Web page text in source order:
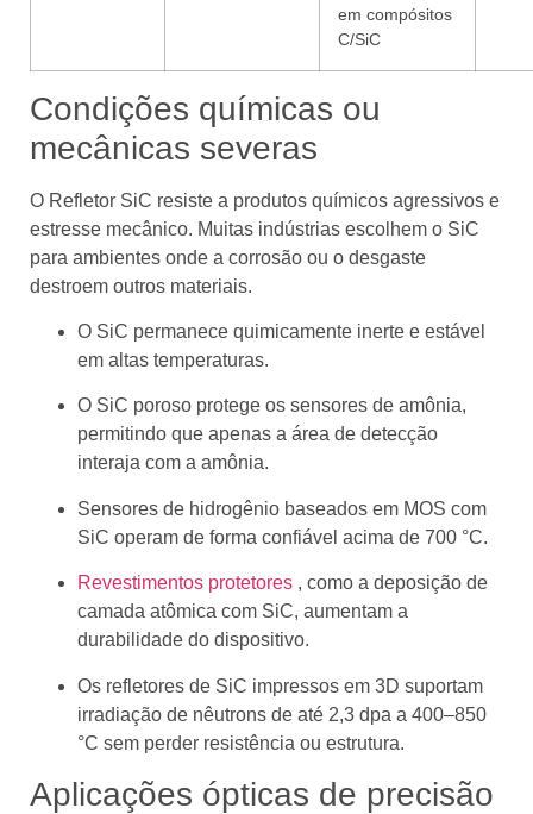
em compósitos
C/SiC
Condições químicas ou
mecânicas severas
O Refletor SiC resiste a produtos químicos agressivos e
estresse mecânico. Muitas indústrias escolhem o SiC
para ambientes onde a corrosão ou o desgaste
destroem outros materiais.
O SiC permanece quimicamente inerte e estável
em altas temperaturas.
O SiC poroso protege os sensores de amônia,
permitindo que apenas a área de detecção
interaja com a amônia.
Sensores de hidrogênio baseados em MOS com
SiC operam de forma confiável acima de 700 °C.
Revestimentos protetores , como a deposição de
camada atômica com SiC, aumentam a
durabilidade do dispositivo.
Os refletores de SiC impressos em 3D suportam
irradiação de nêutrons de até 2,3 dpa a 400–850
°C sem perder resistência ou estrutura.
Aplicações ópticas de precisão